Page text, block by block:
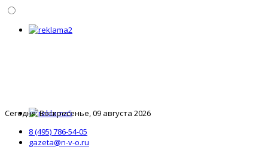
Сегодня: Воскресенье, 09 августа 2026
8 (495) 786-54-05
gazeta@n-v-o.ru